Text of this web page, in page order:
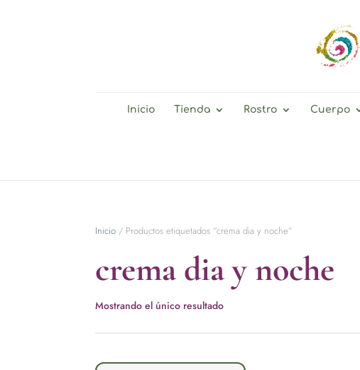
Inicio Tienda Rostro Cuerpo
Inicio / Productos etiquetados “crema dia y noche”
crema dia y noche
Mostrando el único resultado